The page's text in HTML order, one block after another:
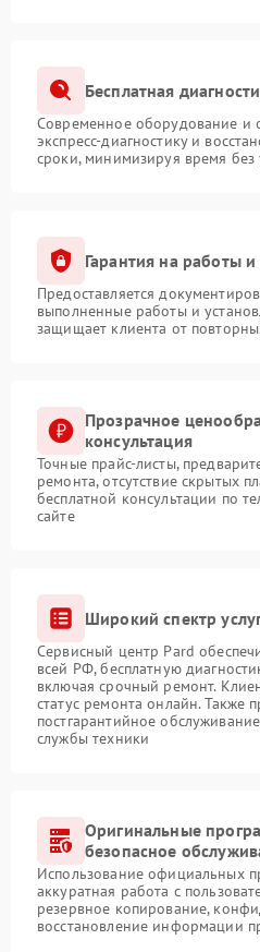
Бесплатная
Современное оборудование и
экспресс-диагностику и
сроки, минимизируя время без
Гарантия на работы и
Предоставляется
выполненные работы и
защищает клиента от
Прозрачное
консультация
Точные прайс-листы,
ремонта, отсутствие скрытых
бесплатной консультации по
сайте
Широкий спектр
Сервисный центр Pard
всей РФ, бесплатную
включая срочный ремонт.
статус ремонта онлайн. Также
постгарантийное
службы техники
Оригинальные
безопасное
Использование официальных
аккуратная работа с
резервное копирование,
восстановление информации